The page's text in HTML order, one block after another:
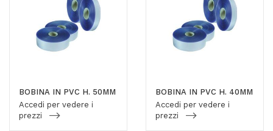
BOBINA IN PVC H. 50MM
Accedi per vedere i
prezzi
BOBINA IN PVC H. 40MM
Accedi per vedere i
prezzi